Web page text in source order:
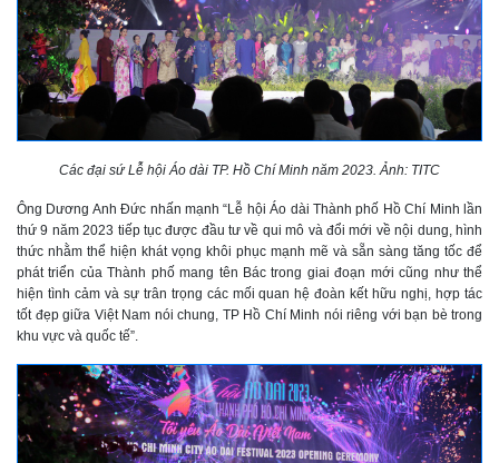
Các đại sứ Lễ hội Áo dài TP. Hồ Chí Minh năm 2023. Ảnh: TITC
Ông Dương Anh Đức nhấn mạnh “Lễ hội Áo dài Thành phố Hồ Chí Minh lần
thứ 9 năm 2023 tiếp tục được đầu tư về qui mô và đổi mới về nội dung, hình
thức nhằm thể hiện khát vọng khôi phục mạnh mẽ và sẵn sàng tăng tốc để
phát triển của Thành phố mang tên Bác trong giai đoạn mới cũng như thể
hiện tình cảm và sự trân trọng các mối quan hệ đoàn kết hữu nghị, hợp tác
tốt đẹp giữa Việt Nam nói chung, TP Hồ Chí Minh nói riêng với bạn bè trong
khu vực và quốc tế”.